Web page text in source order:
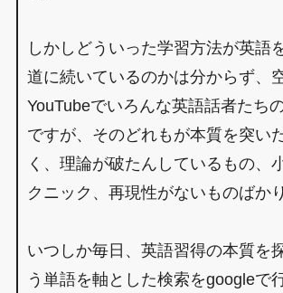
しかしどういった学習方法が英語
道に続いているのかは分からず、
YouTubeでいろんな英語話者たち
ですが、そのどれもが本質を突い
く、理論が破たんしているもの、
クニック、再現性がないものばか
いつしか毎日、英語習得の本質を
う単語を軸とした検索をgoogleで